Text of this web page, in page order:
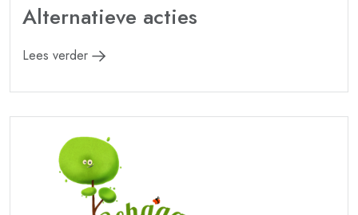
Alternatieve acties
Lees verder